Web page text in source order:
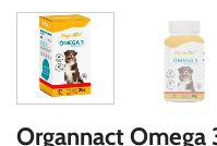
Organnact